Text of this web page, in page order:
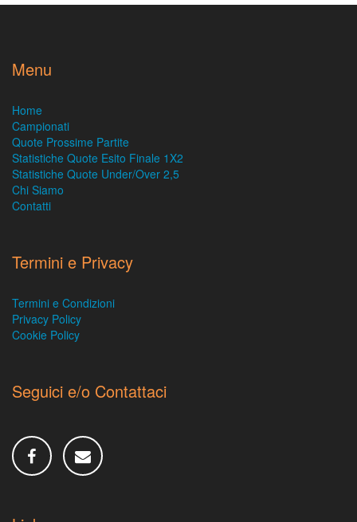
Menu
Home
Campionati
Quote Prossime Partite
Statistiche Quote Esito Finale 1X2
Statistiche Quote Under/Over 2,5
Chi Siamo
Contatti
Termini e Privacy
Termini e Condizioni
Privacy Policy
Cookie Policy
Seguici e/o Contattaci